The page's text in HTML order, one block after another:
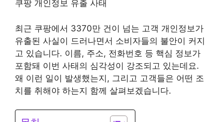
쿠팡 개인정보 유출 사태
최근 쿠팡에서 3370만 건이 넘는 고객 개인정보가
유출된 사실이 드러나면서 소비자들의 불안이 커지
고 있습니다. 이름, 주소, 전화번호 등 핵심 정보가
포함돼 이번 사태의 심각성이 강조되고 있는데요.
왜 이런 일이 발생했는지, 그리고 고객들은 어떤 조
치를 취해야 하는지 함께 살펴보겠습니다.